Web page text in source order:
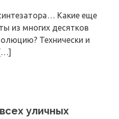
Какие еще
из многих десятков
Технически и
уличных